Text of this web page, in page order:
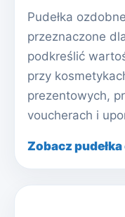
Pudełka
przeznaczone
podkreślić
przy
prezentowych,
voucherach i
Zobacz